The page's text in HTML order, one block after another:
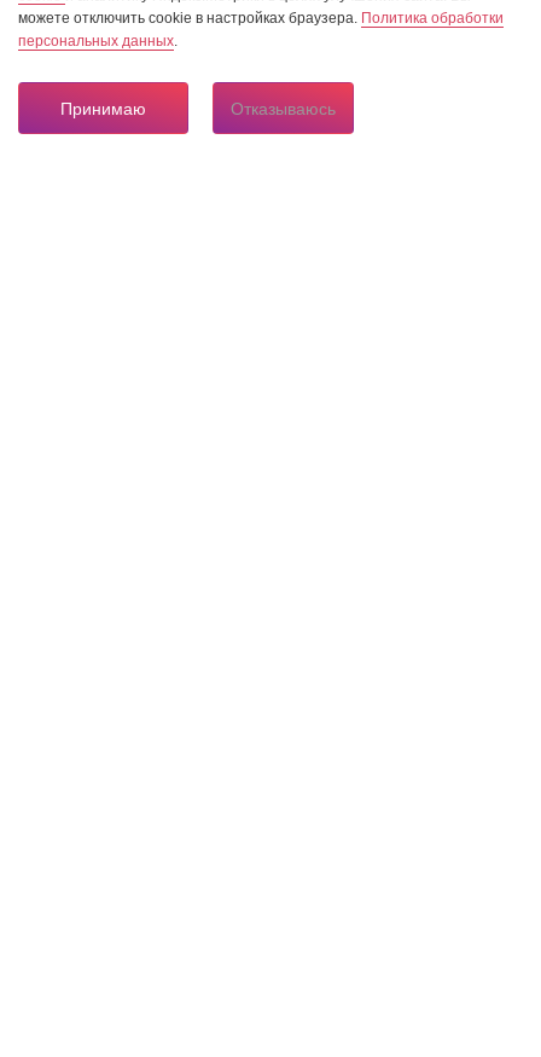
можете отключить cookie в настройках браузера. Политика обработки
персональных данных.
Принимаю Отказываюсь